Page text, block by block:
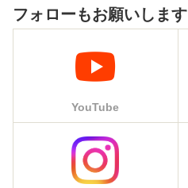
フォローもお願いします
YouTube